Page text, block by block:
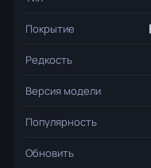
Покрытие
Редкость
Версия модели
Популярность
Обновить